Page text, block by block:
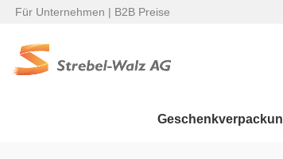
Für Unternehmen | B2B Preise